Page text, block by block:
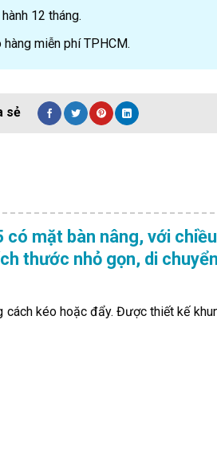
12 tháng.
hàng miễn phí TPHCM.
có mặt bàn nâng, với
thước nhỏ gọn, di
kéo hoặc đẩy. Được thiết kế